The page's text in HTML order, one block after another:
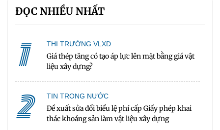
ĐỌC NHIỀU NHẤT
1 THỊ TRƯỜNG VLXD
Giá thép tăng có tạo áp lực lên mặt bằng giá vật
liệu xây dựng?
2 TIN TRONG NƯỚC
Đề xuất sửa đổi biểu lệ phí cấp Giấy phép khai
thác khoáng sản làm vật liệu xây dựng